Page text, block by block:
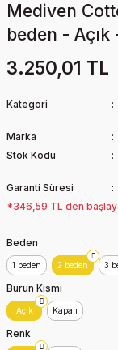
Mediven
beden - Açık
3.250,01 TL
Kategori
Marka
Stok Kodu
Garanti Süresi
*346,59 TL den
Beden
1 beden 2 beden 3
Burun Kısmı
Açık Kapalı
Renk